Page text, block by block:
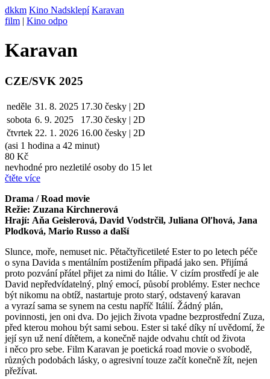
dkkm Kino Nadsklepí Karavan
film | Kino odpo
Karavan
CZE/SVK 2025
neděle 31. 8. 2025 17.30 česky | 2D
sobota 6. 9. 2025 17.30 česky | 2D
čtvrtek 22. 1. 2026 16.00 česky | 2D
(asi 1 hodina a 42 minut)
80 Kč
nevhodné pro nezletilé osoby do 15 let
čtěte více
Drama / Road movie
Režie: Zuzana Kirchnerová
Hrají: Aňa Geislerová, David Vodstrčil, Juliana Oľhová, Jana
Plodková, Mario Russo a další
Slunce, moře, nemuset nic. Pětačtyřicetileté Ester to po letech péče
o syna Davida s mentálním postižením připadá jako sen. Přijímá
proto pozvání přátel přijet za nimi do Itálie. V cizím prostředí je ale
David nepředvídatelný, plný emocí, působí problémy. Ester nechce
být nikomu na obtíž, nastartuje proto starý, odstavený karavan
a vyrazí sama se synem na cestu napříč Itálií. Žádný plán,
povinnosti, jen oni dva. Do jejich života vpadne bezprostřední Zuza,
před kterou mohou být sami sebou. Ester si také díky ní uvědomí, že
její syn už není dítětem, a konečně najde odvahu chtít od života
i něco pro sebe. Film Karavan je poetická road movie o svobodě,
různých podobách lásky, o agresivní touze začít konečně žít, nejen
přežívat.